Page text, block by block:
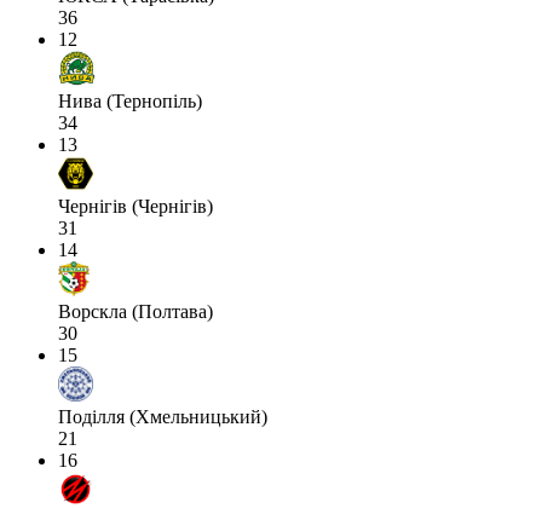
36
12
Нива (Тернопіль)
34
13
Чернігів (Чернігів)
31
14
Ворскла (Полтава)
30
15
Поділля (Хмельницький)
21
16